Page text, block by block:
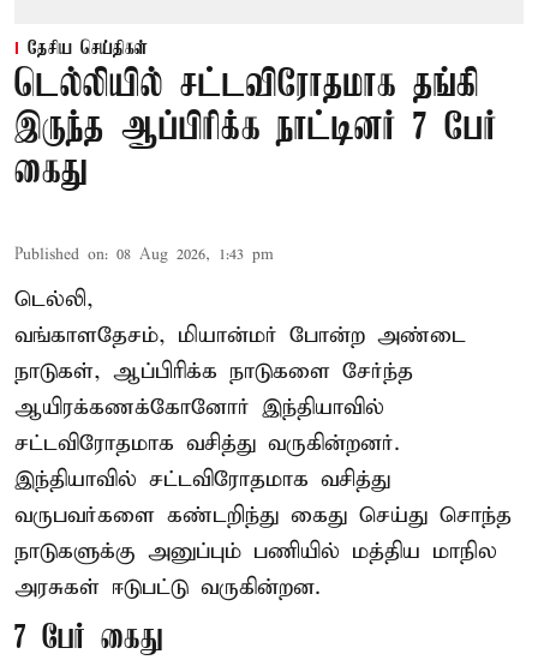
தேசிய செய்திகள்
டெல்லியில் சட்டவிரோதமாக தங்கி
இருந்த ஆப்பிரிக்க நாட்டினர் 7 பேர்
கைது
Published on: 08 Aug 2026, 1:43 pm
டெல்லி,
வங்காளதேசம், மியான்மர் போன்ற அண்டை
நாடுகள், ஆப்பிரிக்க நாடுகளை சேர்ந்த
ஆயிரக்கணக்கோனோர் இந்தியாவில்
சட்டவிரோதமாக வசித்து வருகின்றனர்.
இந்தியாவில் சட்டவிரோதமாக வசித்து
வருபவர்களை கண்டறிந்து கைது செய்து சொந்த
நாடுகளுக்கு அனுப்பும் பணியில் மத்திய மாநில
அரசுகள் ஈடுபட்டு வருகின்றன.
7 பேர் கைது